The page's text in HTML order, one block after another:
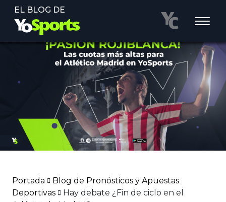
EL BLOG DE
Portada
Blog de Pronósticos y Apuestas
Deportivas
Hay debate ¿Fin de ciclo en el